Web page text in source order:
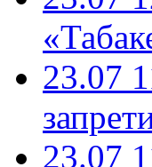
23.07
23.07